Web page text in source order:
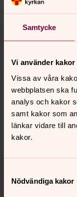
Samtycke
Vi använder kakor
Vissa av våra
webbplatsen ska
analys och kakor
samt kakor som
länkar vidare till
kakor.
Nödvändiga kakor
Är du eller känner
intresserad av att
avslutas i maj
Senast ändrad 5
Dela
Tillbaka till toppen
Tillbaka till